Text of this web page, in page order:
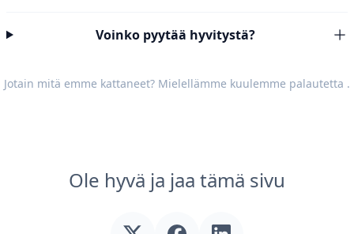
Voinko pyytää hyvitystä?
Jotain mitä emme kattaneet? Mielellämme kuulemme palautetta .
Ole hyvä ja jaa tämä sivu